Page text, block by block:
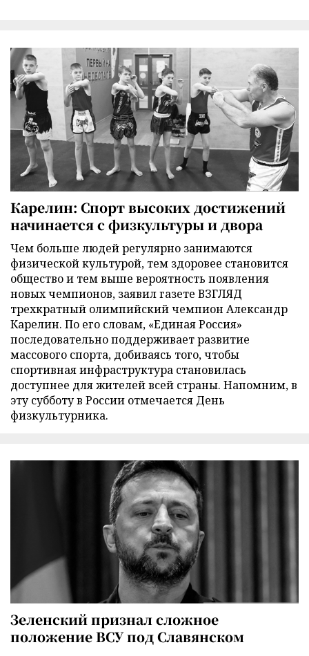
Карелин: Спорт высоких достижений
начинается с физкультуры и двора
Чем больше людей регулярно занимаются
физической культурой, тем здоровее становится
общество и тем выше вероятность появления
новых чемпионов, заявил газете ВЗГЛЯД
трехкратный олимпийский чемпион Александр
Карелин. По его словам, «Единая Россия»
последовательно поддерживает развитие
массового спорта, добиваясь того, чтобы
спортивная инфраструктура становилась
доступнее для жителей всей страны. Напомним, в
эту субботу в России отмечается День
физкультурника.
Зеленский признал сложное
положение ВСУ под Славянском